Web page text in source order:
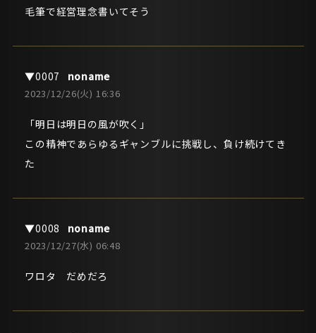
毛筆で経営理念書いてそう
noname
2023/12/26(火) 16:36
「明日は明日の風が吹く」
この精神であらゆるギャンブルに挑戦し、負け続けてき
た
noname
2023/12/27(水) 06:48
ワロタ だめだろ